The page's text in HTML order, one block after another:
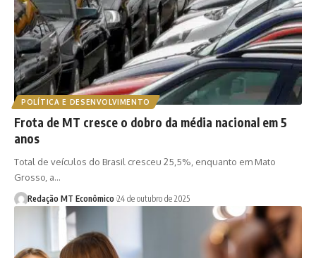
POLÍTICA E DESENVOLVIMENTO
Frota de MT cresce o dobro da média nacional em 5
anos
Total de veículos do Brasil cresceu 25,5%, enquanto em Mato
Grosso, a…
Redação MT Econômico 24 de outubro de 2025